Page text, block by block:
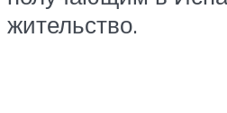
жительство.